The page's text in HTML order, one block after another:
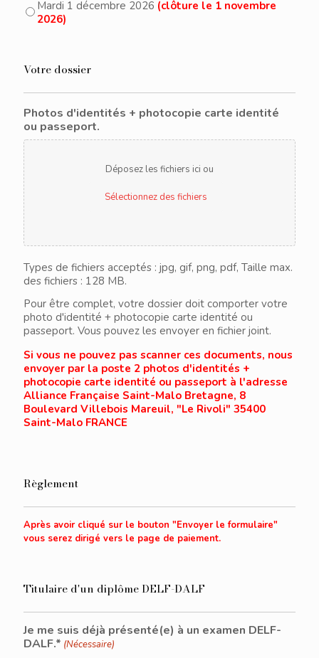
Mardi 1 décembre 2026 (clôture le 1 novembre
2026)
Votre dossier
Photos d'identités + photocopie carte identité
ou passeport.
Déposez les fichiers ici ou
Sélectionnez des fichiers
Types de fichiers acceptés : jpg, gif, png, pdf, Taille max.
des fichiers : 128 MB.
Pour être complet, votre dossier doit comporter votre
photo d'identité + photocopie carte identité ou
passeport. Vous pouvez les envoyer en fichier joint.
Si vous ne pouvez pas scanner ces documents, nous
envoyer par la poste 2 photos d'identités +
photocopie carte identité ou passeport à l'adresse
Alliance Française Saint-Malo Bretagne, 8
Boulevard Villebois Mareuil, "Le Rivoli" 35400
Saint-Malo FRANCE
Règlement
Après avoir cliqué sur le bouton "Envoyer le formulaire"
vous serez dirigé vers le page de paiement.
Titulaire d'un diplôme DELF-DALF
Je me suis déjà présenté(e) à un examen DELF-
DALF.* (Nécessaire)